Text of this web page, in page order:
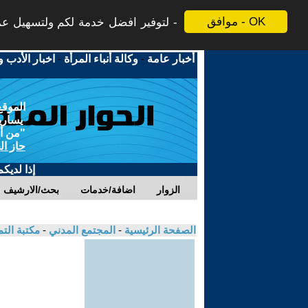
موافق - OK لتوفير افضل خدمة لكم ولتسهيل
أخبار عامة -وكالة أنباء المرأة - اخبار الأدب
"من
حاز
إذا
بحث/الارشيف اضافة/خدمات الزوار
الصفحة الرئيسية - المجتمع المدني - مكتبة